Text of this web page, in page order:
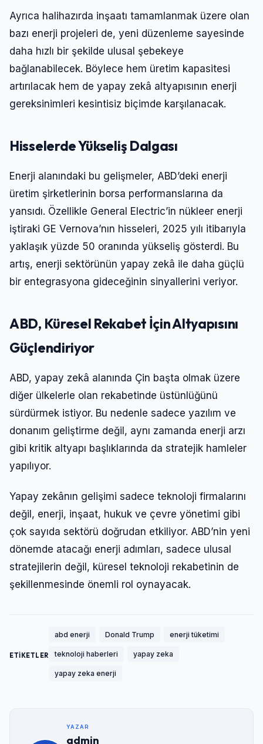
Ayrıca halihazırda inşaatı tamamlanmak üzere olan
bazı enerji projeleri de, yeni düzenleme sayesinde
daha hızlı bir şekilde ulusal şebekeye
bağlanabilecek. Böylece hem üretim kapasitesi
artırılacak hem de yapay zekâ altyapısının enerji
gereksinimleri kesintisiz biçimde karşılanacak.
Hisselerde Yükseliş Dalgası
Enerji alanındaki bu gelişmeler, ABD’deki enerji
üretim şirketlerinin borsa performanslarına da
yansıdı. Özellikle General Electric’in nükleer enerji
iştiraki GE Vernova’nın hisseleri, 2025 yılı itibarıyla
yaklaşık yüzde 50 oranında yükseliş gösterdi. Bu
artış, enerji sektörünün yapay zekâ ile daha güçlü
bir entegrasyona gideceğinin sinyallerini veriyor.
ABD, Küresel Rekabet İçin Altyapısını
Güçlendiriyor
ABD, yapay zekâ alanında Çin başta olmak üzere
diğer ülkelerle olan rekabetinde üstünlüğünü
sürdürmek istiyor. Bu nedenle sadece yazılım ve
donanım geliştirme değil, aynı zamanda enerji arzı
gibi kritik altyapı başlıklarında da stratejik hamleler
yapılıyor.
Yapay zekânın gelişimi sadece teknoloji firmalarını
değil, enerji, inşaat, hukuk ve çevre yönetimi gibi
çok sayıda sektörü doğrudan etkiliyor. ABD’nin yeni
dönemde atacağı enerji adımları, sadece ulusal
stratejilerin değil, küresel teknoloji rekabetinin de
şekillenmesinde önemli rol oynayacak.
ETİKETLER
abd enerji Donald Trump enerji tüketimi
teknoloji haberleri yapay zeka
yapay zeka enerji
YAZAR
admin